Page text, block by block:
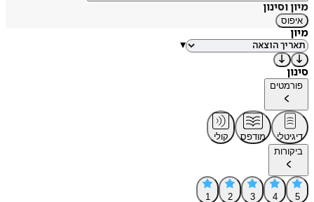
מיון וסינון
איפוס
מיון
▾
סינון
פורמטים
דיגיטלי מודפס
קולי
ביקורות
5
4
3
2
1